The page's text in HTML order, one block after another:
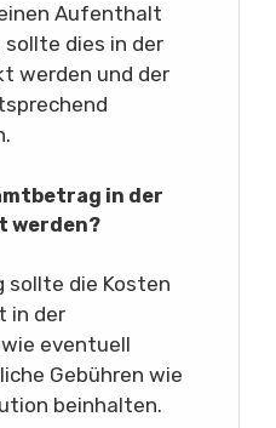
Aufenthalt
dies in der
werden und der
in der
werden?
sollte die Kosten
in der
eventuell
Gebühren wie
beinhalten.